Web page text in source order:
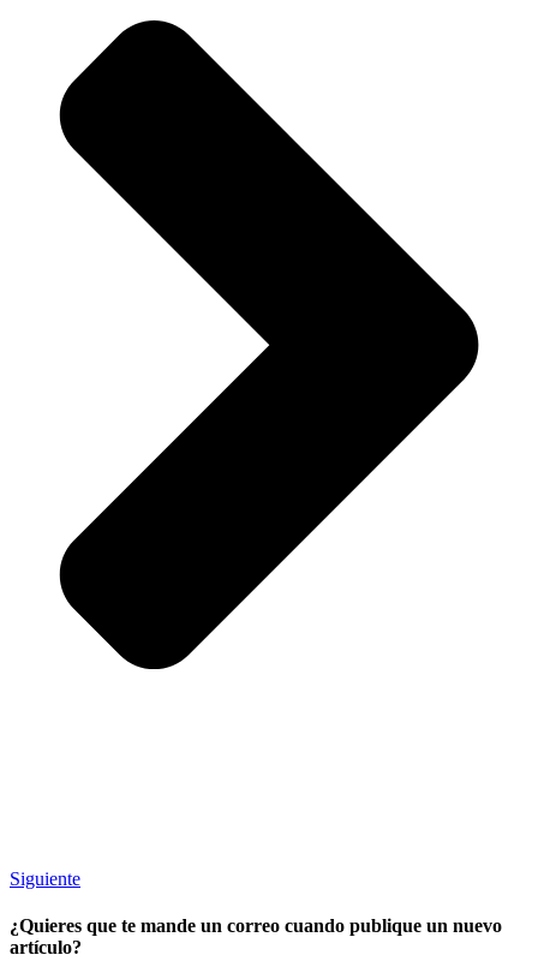
Siguiente
¿Quieres que te mande un correo cuando publique un nuevo
artículo?